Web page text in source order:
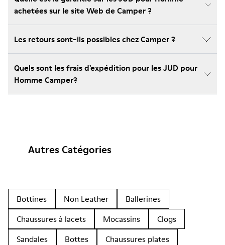
achetées sur le site Web de Camper ?
Les retours sont-ils possibles chez Camper ?
Quels sont les frais d'expédition pour les JUD pour
Homme Camper?
Autres Catégories
Bottines Non Leather
Ballerines
Chaussures à lacets
Mocassins
Clogs
Sandales
Bottes
Chaussures plates